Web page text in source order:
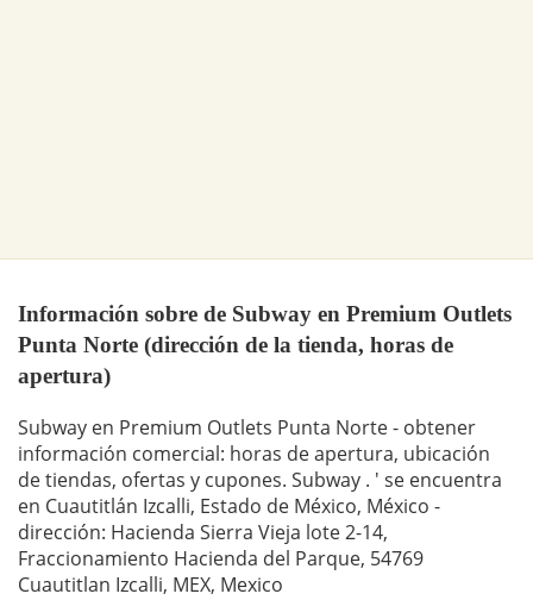
Información sobre de Subway en Premium Outlets
Punta Norte (dirección de la tienda, horas de
apertura)
Subway en Premium Outlets Punta Norte - obtener
información comercial: horas de apertura, ubicación
de tiendas, ofertas y cupones. Subway . ' se encuentra
en Cuautitlán Izcalli, Estado de México, México -
dirección: Hacienda Sierra Vieja lote 2-14,
Fraccionamiento Hacienda del Parque, 54769
Cuautitlan Izcalli, MEX, Mexico